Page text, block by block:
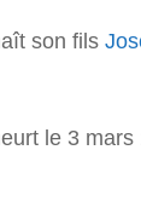
son fils
le 3 mars